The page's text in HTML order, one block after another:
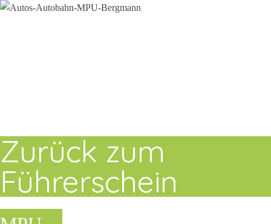
Zurück zum
Führerschein